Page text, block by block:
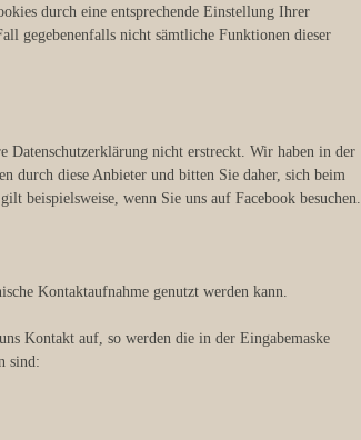
durch eine entsprechende Einstellung Ihrer
gegebenenfalls nicht sämtliche Funktionen dieser
Datenschutzerklärung nicht erstreckt. Wir haben in der
durch diese Anbieter und bitten Sie daher, sich beim
beispielsweise, wenn Sie uns auf Facebook besuchen.
Kontaktaufnahme genutzt werden kann.
Kontakt auf, so werden die in der Eingabemaske
sind: